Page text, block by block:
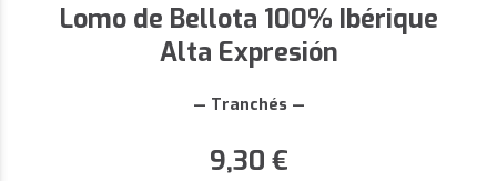
Lomo de Bellota 100% Ibérique
Alta Expresión
— Tranchés —
9,30 €